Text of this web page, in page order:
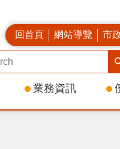
回首頁 網站導覽 市
業務資訊